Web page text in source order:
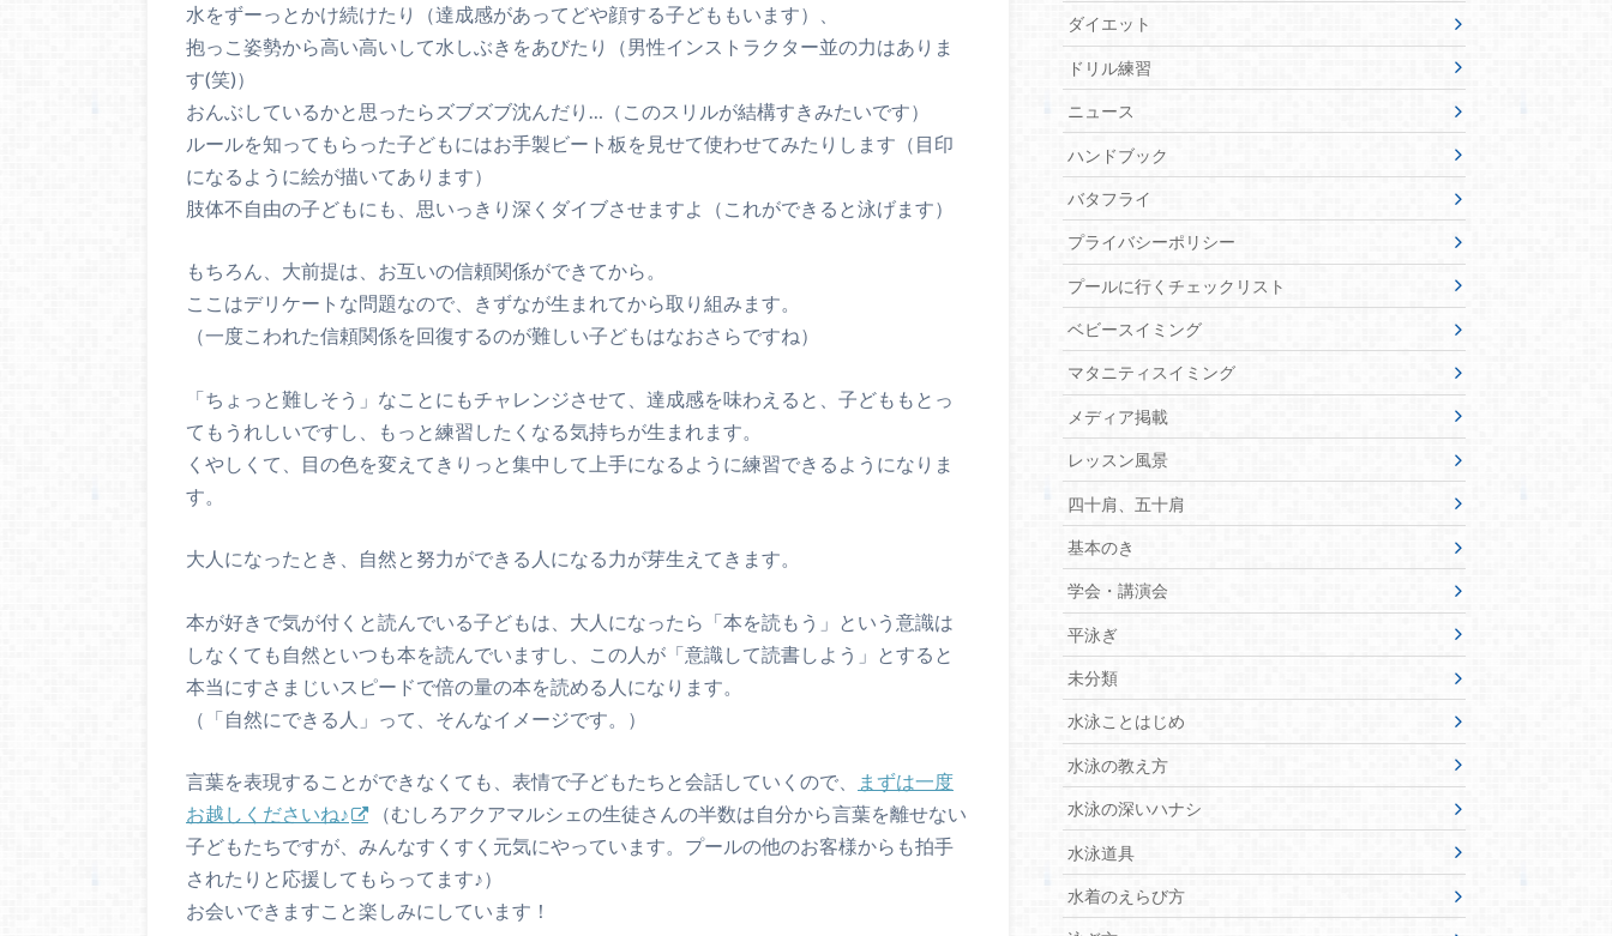
水をずーっとかけ続けたり（達成感があってどや顔する子どももいます）、
抱っこ姿勢から高い高いして水しぶきをあびたり（男性インストラクター並の力はありま
す(笑)）
おんぶしているかと思ったらズブズブ沈んだり…（このスリルが結構すきみたいです）
ルールを知ってもらった子どもにはお手製ビート板を見せて使わせてみたりします（目印
になるように絵が描いてあります）
肢体不自由の子どもにも、思いっきり深くダイブさせますよ（これができると泳げます）
もちろん、大前提は、お互いの信頼関係ができてから。
ここはデリケートな問題なので、きずなが生まれてから取り組みます。
（一度こわれた信頼関係を回復するのが難しい子どもはなおさらですね）
「ちょっと難しそう」なことにもチャレンジさせて、達成感を味わえると、子どももとっ
てもうれしいですし、もっと練習したくなる気持ちが生まれます。
くやしくて、目の色を変えてきりっと集中して上手になるように練習できるようになりま
す。
大人になったとき、自然と努力ができる人になる力が芽生えてきます。
本が好きで気が付くと読んでいる子どもは、大人になったら「本を読もう」という意識は
しなくても自然といつも本を読んでいますし、この人が「意識して読書しよう」とすると
本当にすさまじいスピードで倍の量の本を読める人になります。
（「自然にできる人」って、そんなイメージです。）
言葉を表現することができなくても、表情で子どもたちと会話していくので、
まずは一度
お越しくださいね♪
（むしろアクアマルシェの生徒さんの半数は自分から言葉を離せない
子どもたちですが、みんなすくすく元気にやっています。プールの他のお客様からも拍手
されたりと応援してもらってます♪）
お会いできますこと楽しみにしています！
ダイエット
ドリル練習
ニュース
ハンドブック
バタフライ
プライバシーポリシー
プールに行くチェックリスト
ベビースイミング
マタニティスイミング
メディア掲載
レッスン風景
四十肩、五十肩
基本のき
学会・講演会
平泳ぎ
未分類
水泳ことはじめ
水泳の教え方
水泳の深いハナシ
水泳道具
水着のえらび方